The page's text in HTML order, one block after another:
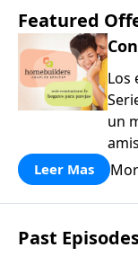
Featured
Los
un
a
su
Leer Mas
Past